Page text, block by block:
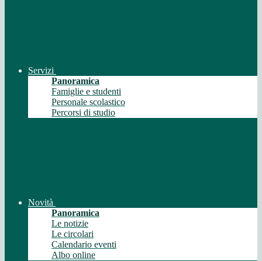
Servizi
Panoramica
Famiglie e studenti
Personale scolastico
Percorsi di studio
Novità
Panoramica
Le notizie
Le circolari
Calendario eventi
Albo online